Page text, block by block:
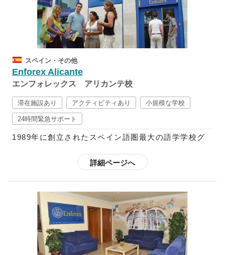
それぞれ異なるスペインを満喫されたい方は、「転校
制度」を利用することも可能です。
では、スパ隠語習得に不可欠な要素である文法や読
解、筆記、リスニング、会話がカリキュラムに含まれ
ています。また、コミュニケーションを円滑にするべ
く、その国の文化を学ぶよう推奨しており、映画、文
回の文化レッスンが含まれたコースも設けています。
さらに、スペイン語+αのコースも多数用意されてい
るので、フラメンコや料理など学ぶことも可能です。
スペイン語中級以上向けには、ビジネス分野でのスペ
イン語を学べるコースや、インターンシップ・ボラン
ティアに参加できるプログラムなども用意されている
ので、初心者～上級者までしっかりと学ぶことができ
祭日以外は開講しているので、スペインの多彩なお祭
りやイベントの開催期間中に特別アクティビティへ参
加することも可能です。さらに、都市によって魅力が
それぞれ異なるスペインを満喫されたい方は、「転校
制度」を利用することも可能です。
スペイン・その他
Enforex Alicante
エンフォレックス アリカンテ校
滞在施設あり アクティビティあり 小規模な学校
24時間緊急サポート
1989年に創立されたスペイン語圏最大の語学学校グ
国に21校の校舎を展開しており、毎年世界52ヶ国か
スペイン語で快適なコミュニケーションを図り、スペ
イン語で自身の考えを他人に理解してもらえることを
ゴールとしているエンフォレックスの教育プログラム
では、スパ隠語習得に不可欠な要素である文法や読
解、筆記、リスニング、会話がカリキュラムに含まれ
詳細ページへ